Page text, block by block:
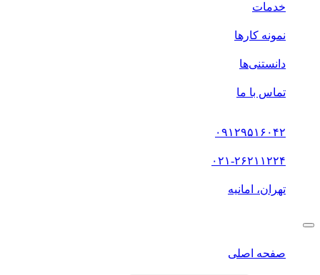
خدمات
نمونه کارها
دانستنی‌ها
تماس با ما
۰۹۱۲۹۵۱۶۰۴۲
۰۲۱-۲۶۲۱۱۲۲۴
تهران، امانیه
صفحه اصلی